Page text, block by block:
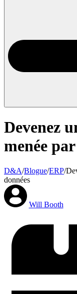
Devenez
menée par
D&A/Blogue/ERP/
données
Will Booth